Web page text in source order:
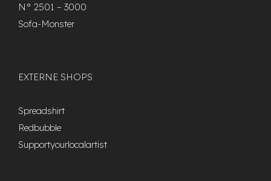
N° 2501 – 3000
Sofa-Monster
EXTERNE SHOPS
Spreadshirt
Redbubble
Supportyourlocalartist